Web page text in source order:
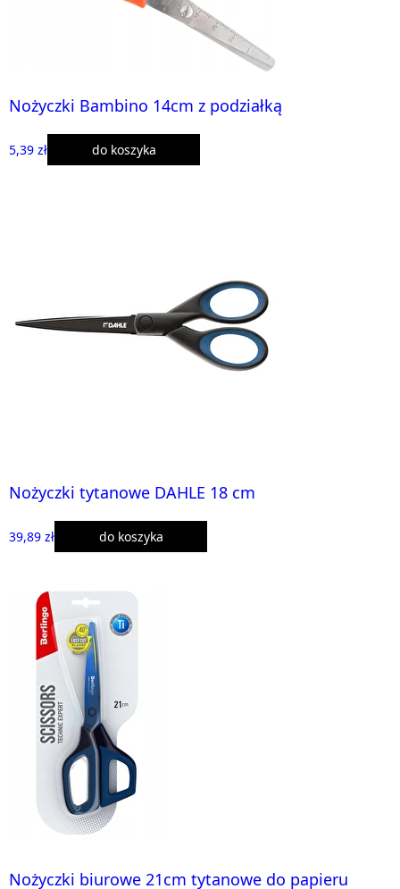
Nożyczki Bambino 14cm z podziałką
5,39 zł do koszyka
Nożyczki tytanowe DAHLE 18 cm
39,89 zł do koszyka
Nożyczki biurowe 21cm tytanowe do papieru